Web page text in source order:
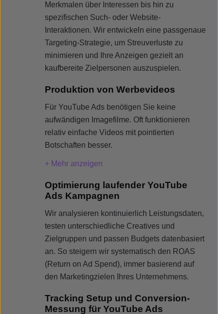
Merkmalen über Interessen bis hin zu
spezifischen Such- oder Website-
Interaktionen. Wir entwickeln eine passgenaue
Targeting-Strategie, um Streuverluste zu
minimieren und Ihre Anzeigen gezielt an
kaufbereite Zielpersonen auszuspielen.
Produktion von Werbevideos
Für YouTube Ads benötigen Sie keine
aufwändigen Imagefilme. Oft funktionieren
relativ einfache Videos mit pointierten
Botschaften besser.
+ Mehr anzeigen
Optimierung laufender YouTube
Ads Kampagnen
Wir analysieren kontinuierlich Leistungsdaten,
testen unterschiedliche Creatives und
Zielgruppen und passen Budgets datenbasiert
an. So steigern wir systematisch den ROAS
(Return on Ad Spend), immer basierend auf
den Marketingzielen Ihres Unternehmens.
Tracking Setup und Conversion-
Messung für YouTube Ads